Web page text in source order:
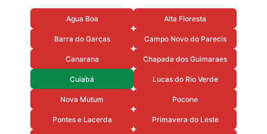
Agua Boa Alta Floresta
Barra do Garças Campo Novo do Parecis
Canarana Chapada dos Guimaraes
Cuiabá Lucas do Rio Verde
Nova Mutum Pocone
Pontes e Lacerda Primavera do Leste